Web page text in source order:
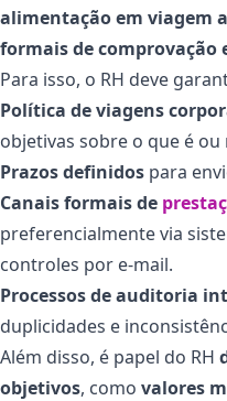
alimentação em viagem
formais de comprovação
Para isso, o RH deve
Política de viagens
objetivas sobre o que é
Prazos definidos para
Canais formais de
preferencialmente via
controles por e-mail.
Processos de auditoria
duplicidades e
Além disso, é papel do RH
objetivos, como valores